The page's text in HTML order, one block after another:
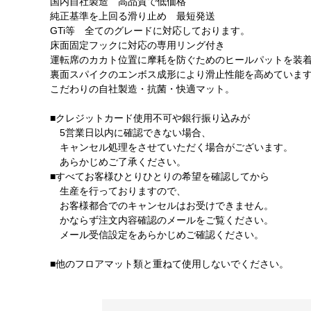
純正基準を上回る滑り止め 最短発送
GTi等 全てのグレードに対応しております。
床面固定フックに対応の専用リング付き
運転席のカカト位置に摩耗を防ぐためのヒールパットを装着
裏面スパイクのエンボス成形により滑止性能を高めています
こだわりの自社製造・抗菌・快適マット。
■クレジットカード使用不可や銀行振り込みが
5営業日以内に確認できない場合、
キャンセル処理をさせていただく場合がございます。
あらかじめご了承ください。
■すべてお客様ひとりひとりの希望を確認してから
生産を行っておりますので、
お客様都合でのキャンセルはお受けできません。
かならず注文内容確認のメールをご覧ください。
メール受信設定をあらかじめご確認ください。
■他のフロアマット類と重ねて使用しないでください。